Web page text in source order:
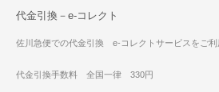
代金引換－e-コレクト
佐川急便での代金引換 e-コレクトサービスをご利
代金引換手数料 全国一律 330円